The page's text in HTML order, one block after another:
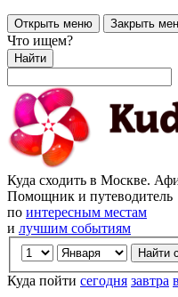
Открыть меню Закрыть
Что ищем?
Найти
Куда сходить в Москве.
Помощник и путеводитель
по интересным местам
и лучшим событиям
Куда пойти сегодня завтра